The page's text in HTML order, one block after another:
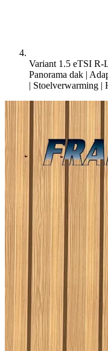
Variant 1.5 eTSI R-
Panorama dak |
| Stoelverwarming |